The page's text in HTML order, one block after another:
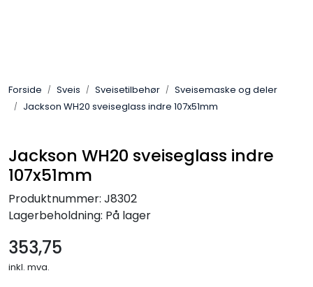
Forside Sveis Sveisetilbehør
Sveisemaske og deler
Jackson WH20 sveiseglass indre 107x51mm
Jackson WH20 sveiseglass indre
107x51mm
Produktnummer: J8302
Lagerbeholdning: På lager
353,75
inkl. mva.
Pakning
Automasjon
Slitasjeteknikk
Verneutstyr